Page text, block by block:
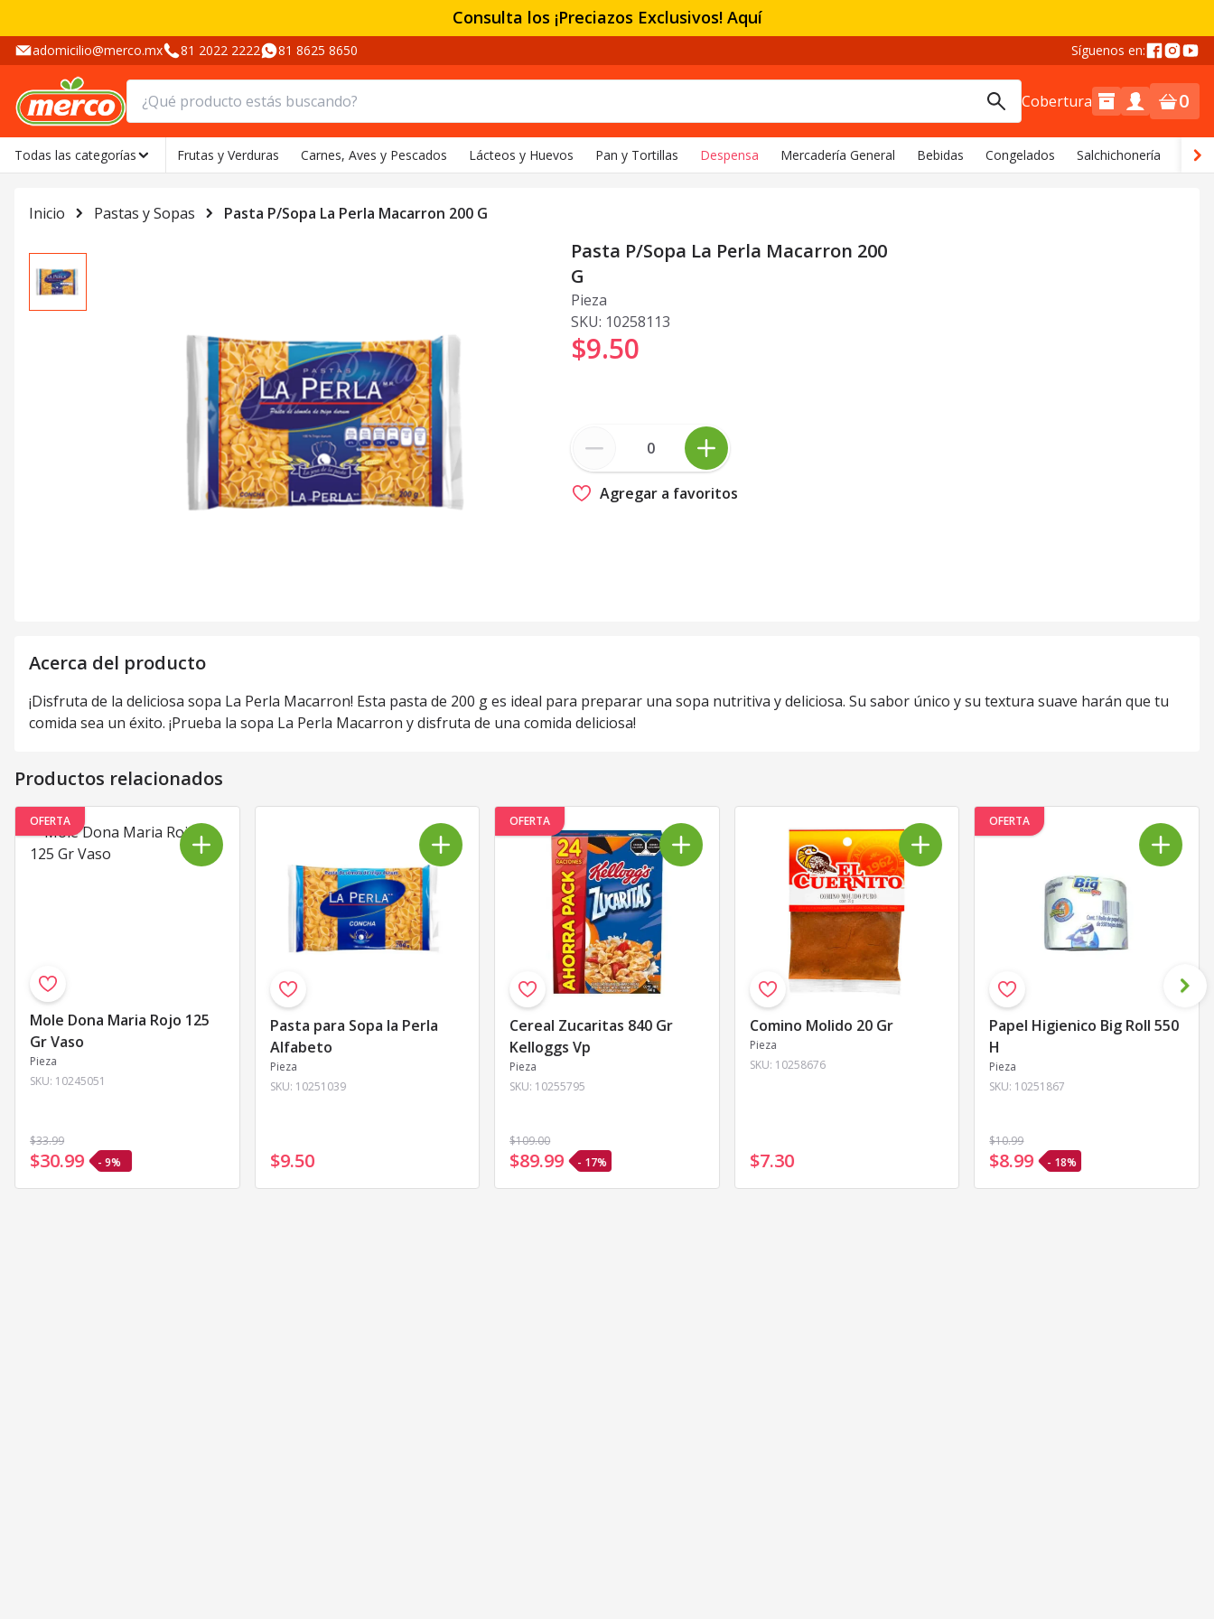
Consulta los ¡Preciazos Exclusivos! Aquí
adomicilio@merco.mx 81 2022 2222 81 8625 8650 Síguenos en:
Cobertura 0
Todas las categorías Frutas y Verduras Carnes, Aves y Pescados Lácteos y Huevos Pan y Tortillas Despensa Mercadería General Bebidas Congelados Salchichonería
Inicio Pastas y Sopas Pasta P/Sopa La Perla Macarron 200 G
Pasta P/Sopa La Perla Macarron 200
G
Pieza
SKU: 10258113
$9.50
Agregar a favoritos
Acerca del producto
¡Disfruta de la deliciosa sopa La Perla Macarron! Esta pasta de 200 g es ideal para preparar una sopa nutritiva y deliciosa. Su sabor único y su textura suave harán que tu
comida sea un éxito. ¡Prueba la sopa La Perla Macarron y disfruta de una comida deliciosa!
Productos relacionados
OFERTA
Mole Dona Maria Rojo 125
Gr Vaso
Pieza
SKU: 10245051
$33.99
$30.99 - 9%
Pasta para Sopa la Perla
Alfabeto
Pieza
SKU: 10251039
$9.50
OFERTA
Cereal Zucaritas 840 Gr
Kelloggs Vp
Pieza
SKU: 10255795
$109.00
$89.99 - 17%
Comino Molido 20 Gr
Pieza
SKU: 10258676
$7.30
OFERTA
Papel Higienico Big Roll 550
H
Pieza
SKU: 10251867
$10.99
$8.99 - 18%